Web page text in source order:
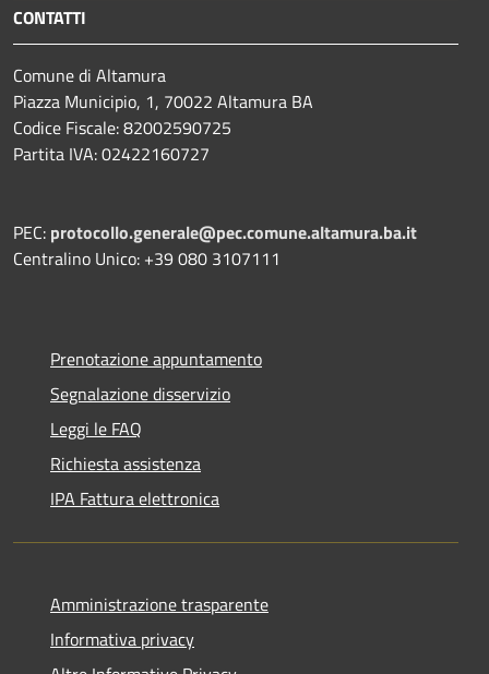
CONTATTI
Comune di Altamura
Piazza Municipio, 1, 70022 Altamura BA
Codice Fiscale: 82002590725
Partita IVA: 02422160727
PEC: protocollo.generale@pec.comune.altamura.ba.it
Centralino Unico: +39 080 3107111
Prenotazione appuntamento
Segnalazione disservizio
Leggi le FAQ
Richiesta assistenza
IPA Fattura elettronica
Amministrazione trasparente
Informativa privacy